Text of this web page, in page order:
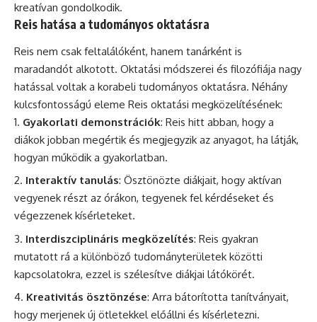
kreatívan gondolkodik.
Reis hatása a tudományos oktatásra
Reis nem csak feltalálóként, hanem tanárként is
maradandót alkotott. Oktatási módszerei és filozófiája nagy
hatással voltak a korabeli tudományos oktatásra. Néhány
kulcsfontosságú eleme Reis oktatási megközelítésének:
Gyakorlati demonstrációk: Reis hitt abban, hogy a
diákok jobban megértik és megjegyzik az anyagot, ha látják,
hogyan működik a gyakorlatban.
Interaktív tanulás: Ösztönözte diákjait, hogy aktívan
vegyenek részt az órákon, tegyenek fel kérdéseket és
végezzenek kísérleteket.
Interdiszciplináris megközelítés: Reis gyakran
mutatott rá a különböző tudományterületek közötti
kapcsolatokra, ezzel is szélesítve diákjai látókörét.
Kreativitás ösztönzése: Arra bátorította tanítványait,
hogy merjenek új ötletekkel előállni és kísérletezni.